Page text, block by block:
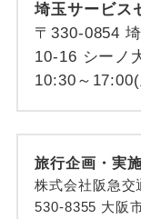
埼玉サービス
〒330-0854
10-16 シーノ
10:30～
旅行企画・実
株式会社阪急交
530-8355 大阪